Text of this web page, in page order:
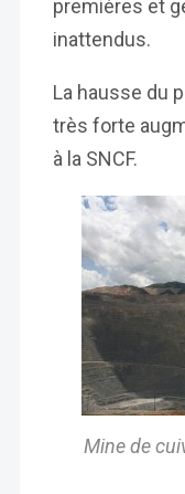
premières et
inattendus.
La hausse du
très forte
à la SNCF.
Mine de